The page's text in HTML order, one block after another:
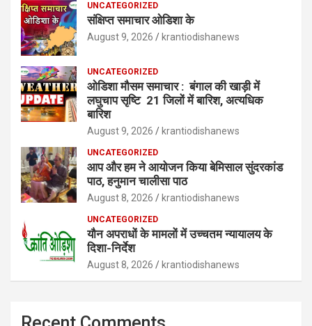
UNCATEGORIZED
संक्षिप्त समाचार ओडिशा के
August 9, 2026 krantiodishanews
UNCATEGORIZED
ओडिशा मौसम समाचार : बंगाल की खाड़ी में
लघुचाप सृष्टि 21 जिलों में बारिश, अत्यधिक
बारिश
August 9, 2026 krantiodishanews
UNCATEGORIZED
आप और हम ने आयोजन किया बेमिसाल सुंदरकांड
पाठ, हनुमान चालीसा पाठ
August 8, 2026 krantiodishanews
UNCATEGORIZED
यौन अपराधों के मामलों में उच्चतम न्यायालय के
दिशा-निर्देश
August 8, 2026 krantiodishanews